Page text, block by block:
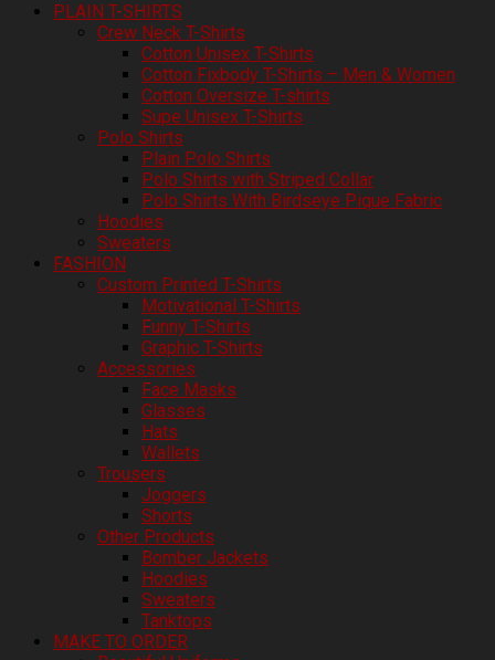
PLAIN T-SHIRTS
Crew Neck T-Shirts
Cotton Unisex T-Shirts
Cotton Fixbody T-Shirts – Men & Women
Cotton Oversize T-shirts
Supe Unisex T-Shirts
Polo Shirts
Plain Polo Shirts
Polo Shirts with Striped Collar
Polo Shirts With Birdseye Pique Fabric
Hoodies
Sweaters
FASHION
Custom Printed T-Shirts
Motivational T-Shirts
Funny T-Shirts
Graphic T-Shirts
Accessories
Face Masks
Glasses
Hats
Wallets
Trousers
Joggers
Shorts
Other Products
Bomber Jackets
Hoodies
Sweaters
Tanktops
MAKE TO ORDER